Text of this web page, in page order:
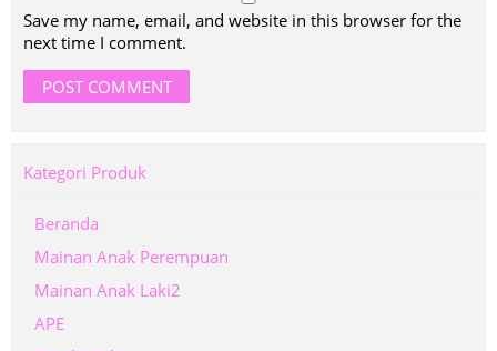
Save my name, email, and website in this browser for the
next time I comment.
Kategori Produk
Beranda
Mainan Anak Perempuan
Mainan Anak Laki2
APE